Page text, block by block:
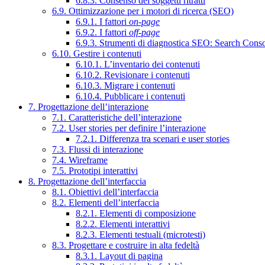
6.9. Ottimizzazione per i motori di ricerca (SEO)
6.9.1. I fattori on-page
6.9.2. I fattori off-page
6.9.3. Strumenti di diagnostica SEO: Search
6.10. Gestire i contenuti
6.10.1. L’inventario dei contenuti
6.10.2. Revisionare i contenuti
6.10.3. Migrare i contenuti
6.10.4. Pubblicare i contenuti
7. Progettazione dell’interazione
7.1. Caratteristiche dell’interazione
7.2. User stories per definire l’interazione
7.2.1. Differenza tra scenari e user stories
7.3. Flussi di interazione
7.4. Wireframe
7.5. Prototipi interattivi
8. Progettazione dell’interfaccia
8.1. Obiettivi dell’interfaccia
8.2. Elementi dell’interfaccia
8.2.1. Elementi di composizione
8.2.2. Elementi interattivi
8.2.3. Elementi testuali (microtesti)
8.3. Progettare e costruire in alta fedeltà
8.3.1. Layout di pagina